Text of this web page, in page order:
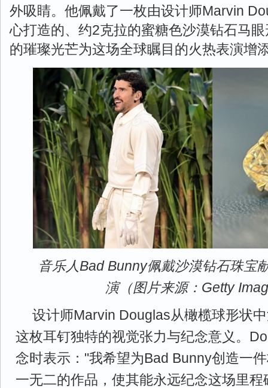
外吸睛。他佩戴了一枚由设计师Marvin
心打造的、约2克拉的蜜糖色沙漠钻石马
的璀璨光芒为这场全球瞩目的火热表演增
音乐人Bad Bunny佩戴沙漠钻石珠宝
演（图片来源：Getty
设计师Marvin Douglas从橄榄球形状
这枚耳钉独特的视觉张力与纪念意义。
念时表示："我希望为Bad Bunny创造一
一无二的作品，使其能永远纪念这场里程